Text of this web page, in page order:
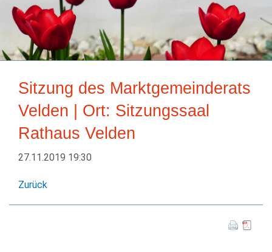
NEUES
RATHAUS
VELDEN
GESCHICHTE
LEBEN+WOHNEN
Sitzung des Marktgemeinderats
Velden | Ort: Sitzungssaal
Rathaus Velden
27.11.2019 19:30
Zurück